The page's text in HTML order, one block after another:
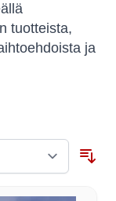
tuotteista,
ja